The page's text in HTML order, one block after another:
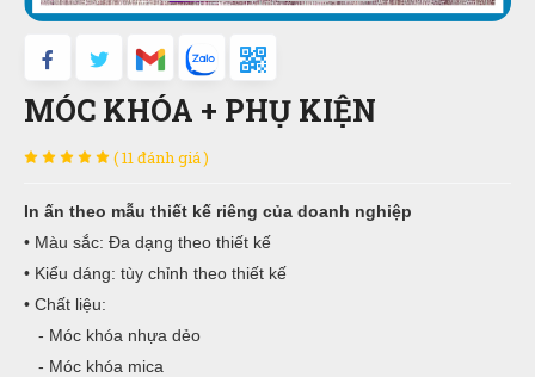
MÓC KHÓA + PHỤ KIỆN
( 11 đánh giá )
In ấn theo mẫu thiết kế riêng của doanh nghiệp
• Màu sắc: Đa dạng theo thiết kế
• Kiểu dáng: tùy chỉnh theo thiết kế
• Chất liệu:
- Móc khóa nhựa dẻo
- Móc khóa mica